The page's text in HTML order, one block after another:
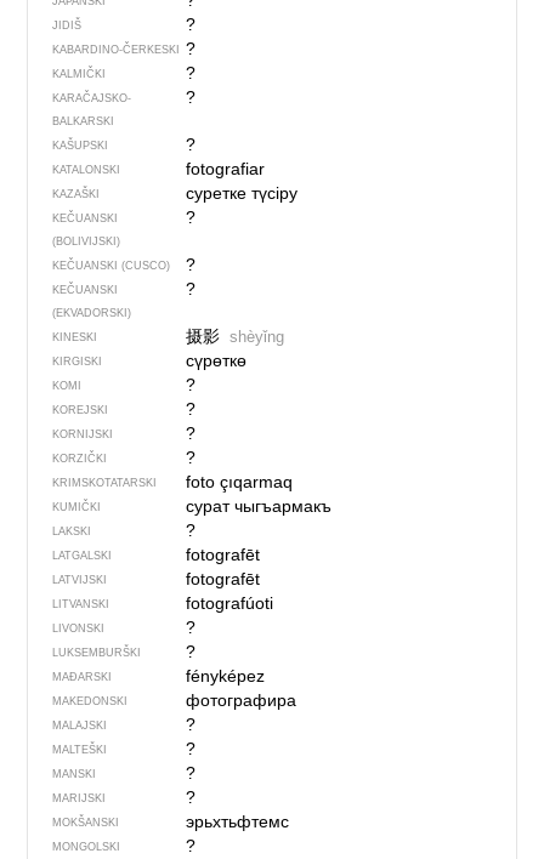
JIDIŠ ?
KABARDINO-ČERKESKI ?
KALMIČKI ?
KARAČAJSKO-
BALKARSKI
?
KAŠUPSKI ?
KATALONSKI fotografiar
KAZAŠKI суретке түсіру
KEČUANSKI
(BOLIVIJSKI)
?
KEČUANSKI (CUSCO) ?
KEČUANSKI
(EKVADORSKI)
?
KINESKI 摄影 shèyǐng
KIRGISKI сүрөткө
KOMI ?
KOREJSKI ?
KORNIJSKI ?
KORZIČKI ?
KRIMSKOTATARSKI foto çıqarmaq
KUMIČKI сурат чыгъармакъ
LAKSKI ?
LATGALSKI fotografēt
LATVIJSKI fotografēt
LITVANSKI fotografúoti
LIVONSKI ?
LUKSEMBURŠKI ?
MAĐARSKI fényképez
MAKEDONSKI фотографира
MALAJSKI ?
MALTEŠKI ?
MANSKI ?
MARIJSKI ?
MOKŠANSKI эрьхтьфтемс
MONGOLSKI ?